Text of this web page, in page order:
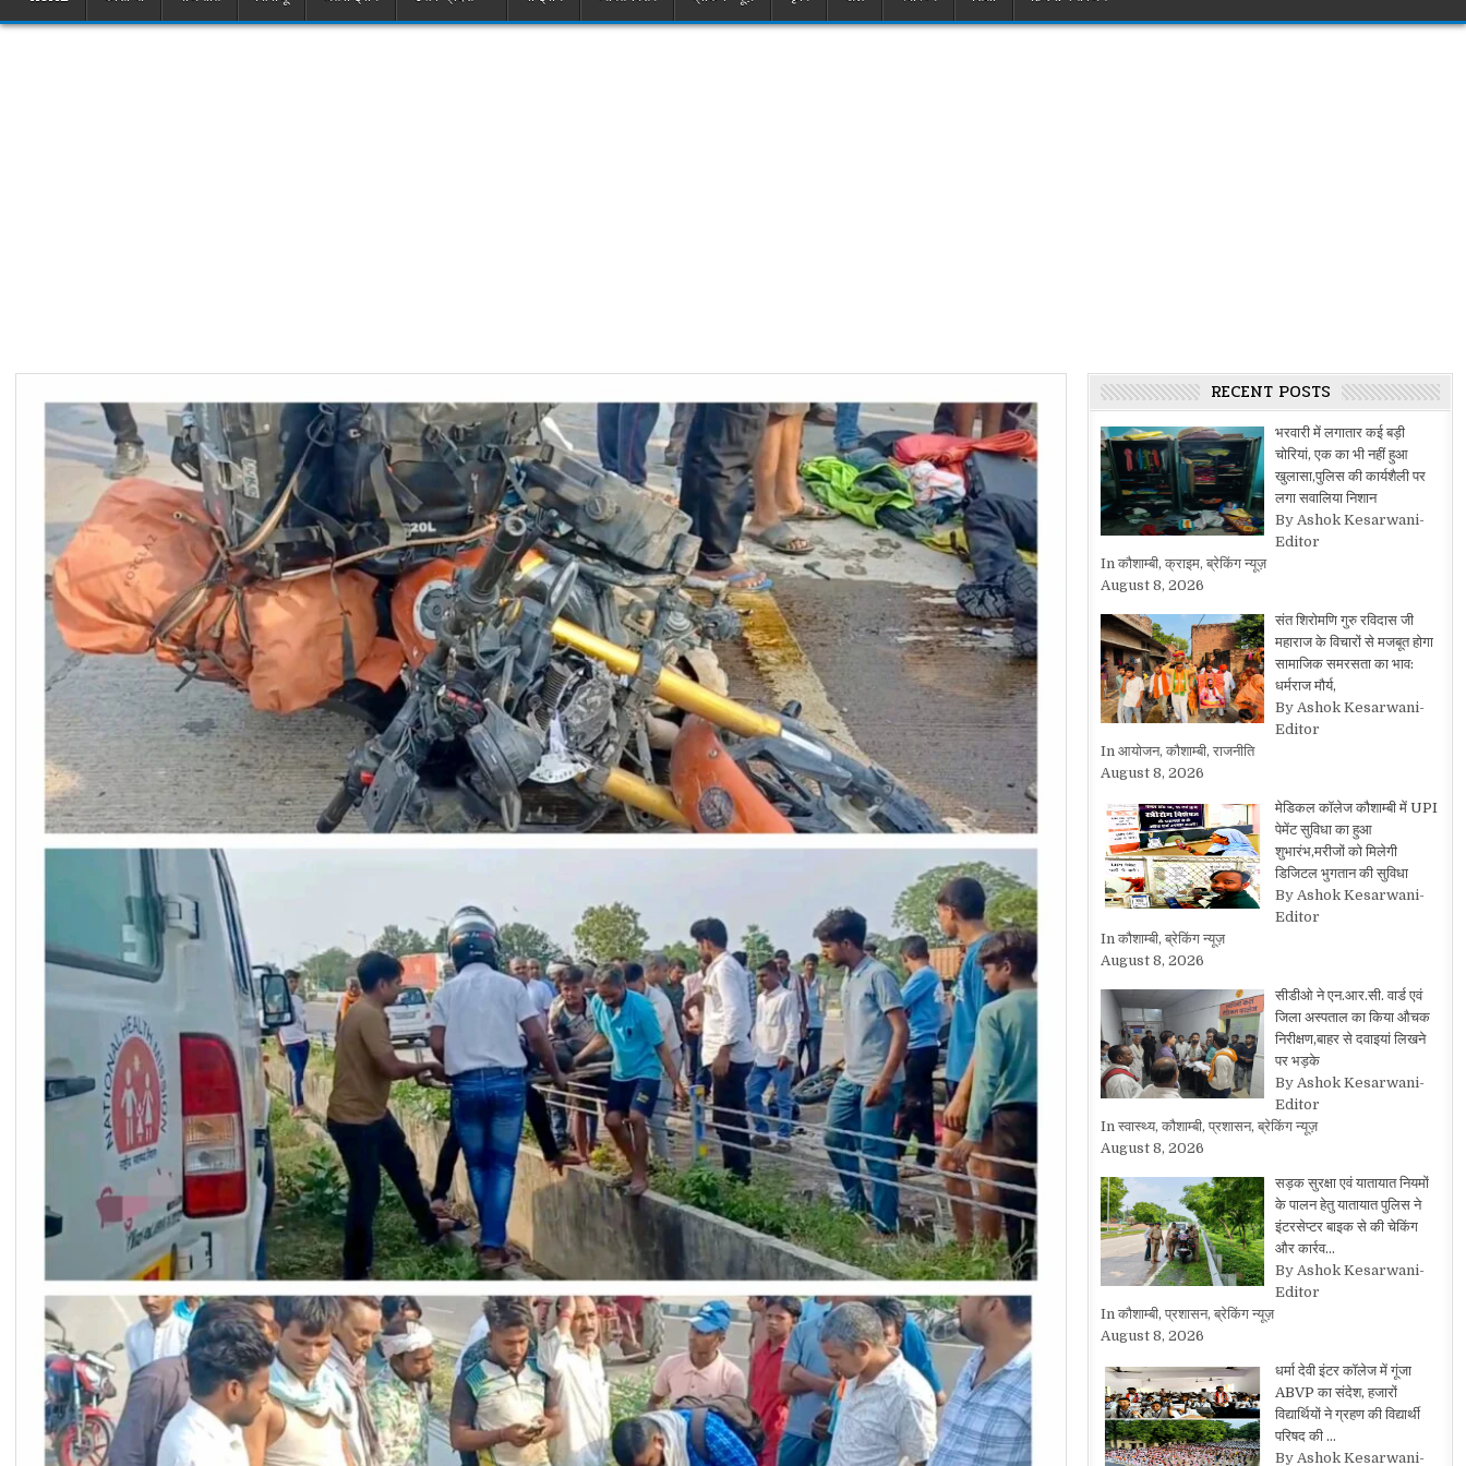
RECENT POSTS
भरवारी में लगातार कई बड़ी
चोरियां, एक का भी नहीं हुआ
खुलासा,पुलिस की कार्यशैली पर
लगा सवालिया निशान
By Ashok Kesarwani-
Editor
In कौशाम्बी, क्राइम, ब्रेकिंग न्यूज़
August 8, 2026
संत शिरोमणि गुरु रविदास जी
महाराज के विचारों से मजबूत होगा
सामाजिक समरसता का भाव:
धर्मराज मौर्य,
By Ashok Kesarwani-
Editor
In आयोजन, कौशाम्बी, राजनीति
August 8, 2026
मेडिकल कॉलेज कौशाम्बी में UPI
पेमेंट सुविधा का हुआ
शुभारंभ,मरीजों को मिलेगी
डिजिटल भुगतान की सुविधा
By Ashok Kesarwani-
Editor
In कौशाम्बी, ब्रेकिंग न्यूज़
August 8, 2026
सीडीओ ने एन.आर.सी. वार्ड एवं
जिला अस्पताल का किया औचक
निरीक्षण,बाहर से दवाइयां लिखने
पर भड़के
By Ashok Kesarwani-
Editor
In स्वास्थ्य, कौशाम्बी, प्रशासन, ब्रेकिंग न्यूज़
August 8, 2026
सड़क सुरक्षा एवं यातायात नियमों
के पालन हेतु यातायात पुलिस ने
इंटरसेप्टर बाइक से की चेकिंग
और कार्रव…
By Ashok Kesarwani-
Editor
In कौशाम्बी, प्रशासन, ब्रेकिंग न्यूज़
August 8, 2026
धर्मा देवी इंटर कॉलेज में गूंजा
ABVP का संदेश, हजारों
विद्यार्थियों ने ग्रहण की विद्यार्थी
परिषद की …
By Ashok Kesarwani-